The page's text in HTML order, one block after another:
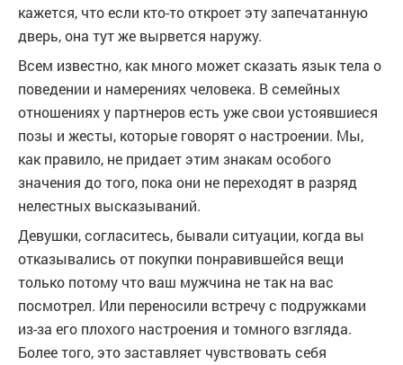
кажется, что если кто-то откроет эту запечатанную
дверь, она тут же вырвется наружу.
Всем известно, как много может сказать язык тела о
поведении и намерениях человека. В семейных
отношениях у партнеров есть уже свои устоявшиеся
позы и жесты, которые говорят о настроении. Мы,
как правило, не придает этим знакам особого
значения до того, пока они не переходят в разряд
нелестных высказываний.
Девушки, согласитесь, бывали ситуации, когда вы
отказывались от покупки понравившейся вещи
только потому что ваш мужчина не так на вас
посмотрел. Или переносили встречу с подружками
из-за его плохого настроения и томного взгляда.
Более того, это заставляет чувствовать себя